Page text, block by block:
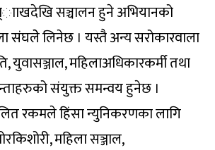
सञ्चालन हुने अभियानको
संघलेे लिनेछ । यस्तै अन्य सरोकारवाला
युवासञ्जाल, महिलाअधिकारकर्मी तथा
संयुक्त समन्वय हुनेछ ।
रकमले हिंसा न्युनिकरणका लागि
महिला सञ्जाल,